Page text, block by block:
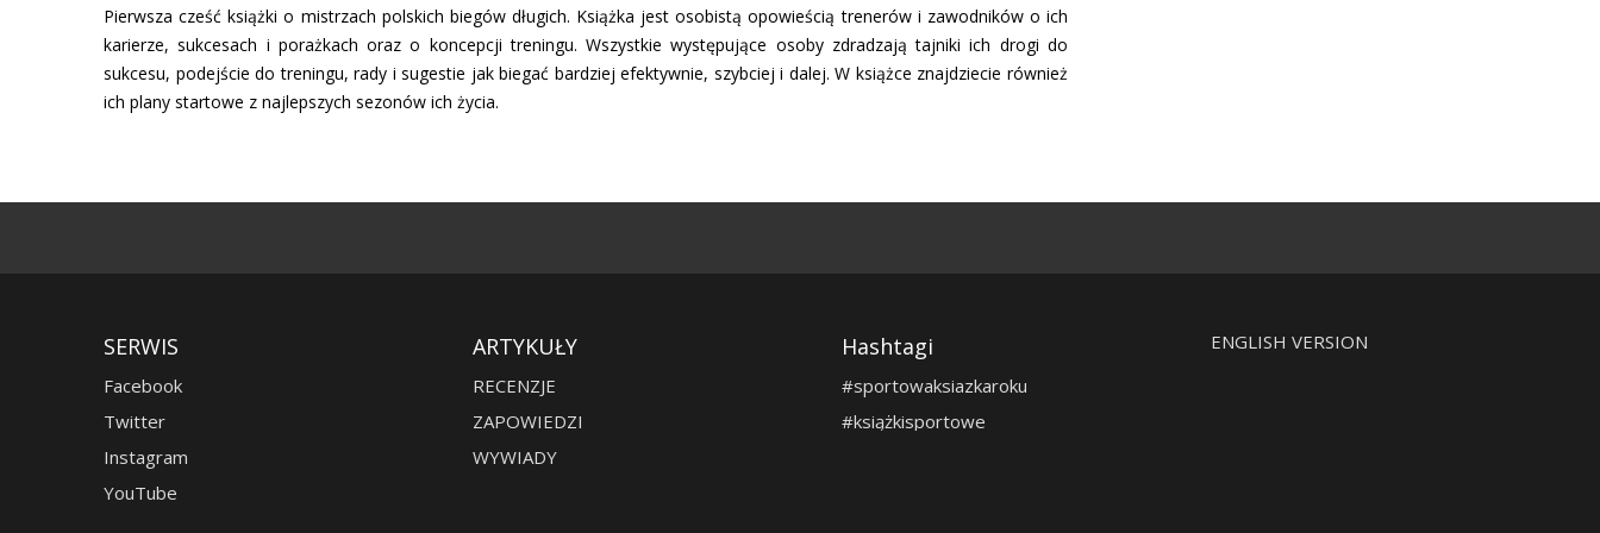
Pierwsza cześć książki o mistrzach polskich biegów długich. Książka jest osobistą opowieścią trenerów i zawodników o ich
karierze, sukcesach i porażkach oraz o koncepcji treningu. Wszystkie występujące osoby zdradzają tajniki ich drogi do
sukcesu, podejście do treningu, rady i sugestie jak biegać bardziej efektywnie, szybciej i dalej. W książce znajdziecie również
ich plany startowe z najlepszych sezonów ich życia.
SERWIS
Facebook
Twitter
Instagram
YouTube
ARTYKUŁY
RECENZJE
ZAPOWIEDZI
WYWIADY
Hashtagi
#sportowaksiazkaroku
#książkisportowe
ENGLISH VERSION